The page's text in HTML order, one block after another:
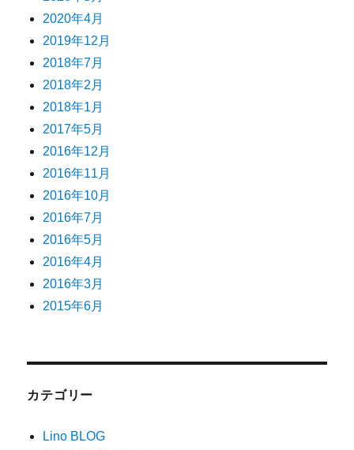
2020年4月
2019年12月
2018年7月
2018年2月
2018年1月
2017年5月
2016年12月
2016年11月
2016年10月
2016年7月
2016年5月
2016年4月
2016年3月
2015年6月
カテゴリー
Lino BLOG